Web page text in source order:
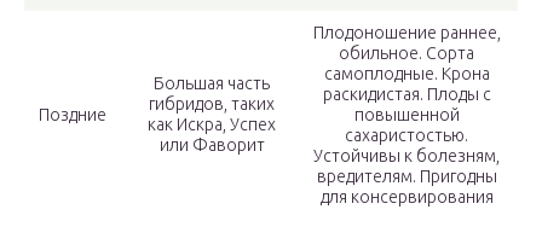
Поздние
Большая часть
гибридов, таких
как Искра, Успех
или Фаворит
Плодоношение раннее,
обильное. Сорта
самоплодные. Крона
раскидистая. Плоды с
повышенной
сахаристостью.
Устойчивы к болезням,
вредителям. Пригодны
для консервирования